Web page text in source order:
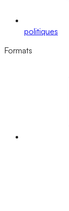
politiques
Formats